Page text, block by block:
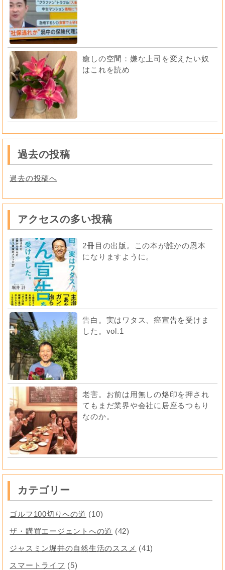
癒しの空間：嫌な上司を変えたい奴
はこれを読め
過去の投稿
過去の投稿へ
アクセスの多い投稿
2冊目の出版。この本が誰かの恩本
になりますように。
告白。実はワタス、癌宣告を受けま
した。vol.1
老害。お前は用無しの烙印を押され
てもまだ業界や会社に居座るつもり
なのか。
カテゴリー
ゴルフ100切りへの道 (10)
ザ・購買エージェントへの道 (42)
ジャスミン堀井の自然生活のススメ (41)
スマートライフ (5)